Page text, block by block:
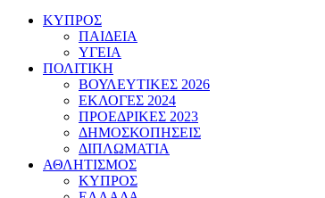
ΚΥΠΡΟΣ
ΠΑΙΔΕΙΑ
ΥΓΕΙΑ
ΠΟΛΙΤΙΚΗ
ΒΟΥΛΕΥΤΙΚΕΣ 2026
ΕΚΛΟΓΕΣ 2024
ΠΡΟΕΔΡΙΚΕΣ 2023
ΔΗΜΟΣΚΟΠΗΣΕΙΣ
ΔΙΠΛΩΜΑΤΙΑ
ΑΘΛΗΤΙΣΜΟΣ
ΚΥΠΡΟΣ